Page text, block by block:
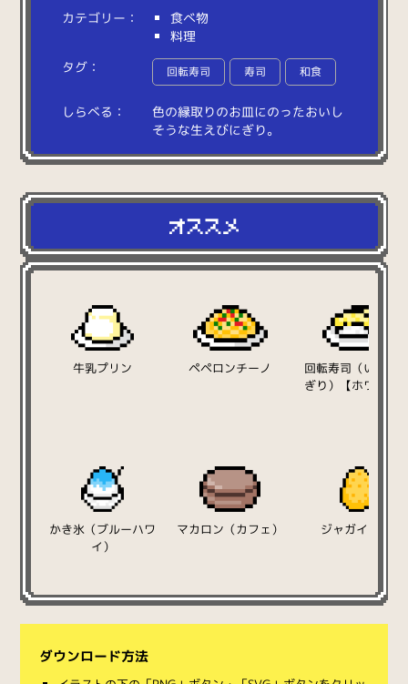
カテゴリー：
食べ物
料理
タグ：
回転寿司 寿司 和食
しらべる： 色の縁取りのお皿にのったおい し
そうな生えびにぎり。
牛乳プリン ペペロンチーノ
回転寿司（いか天
ぎり）【ホワイト
かき氷（ブルーハワ
イ）
マカロン（カフェ） ジャガイモ02
ダウンロード方法